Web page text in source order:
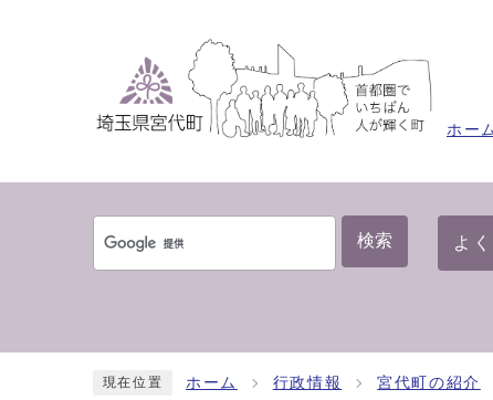
ホー
検索 よ
現在位置 ホーム 行政情報 宮代町の紹介